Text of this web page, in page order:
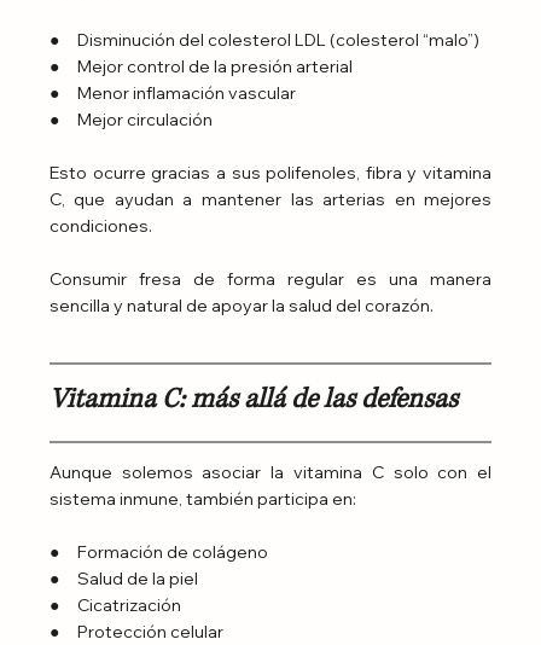
●     Disminución del colesterol LDL (colesterol “malo”)
●     Mejor control de la presión arterial
●     Menor inflamación vascular
●     Mejor circulación
Esto ocurre gracias a sus polifenoles, fibra y vitamina
C, que ayudan a mantener las arterias en mejores
condiciones.
Consumir fresa de forma regular es una manera
sencilla y natural de apoyar la salud del corazón.
Vitamina C: más allá de las defensas
Aunque solemos asociar la vitamina C solo con el
sistema inmune, también participa en:
●     Formación de colágeno
●     Salud de la piel
●     Cicatrización
●     Protección celular